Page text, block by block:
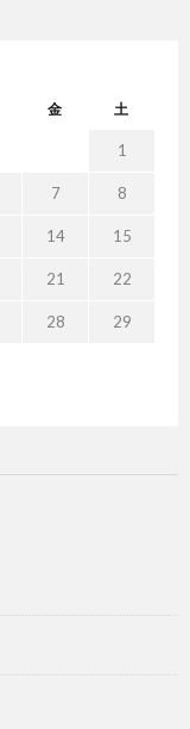
金 土
1
7 8
14 15
21 22
28 29